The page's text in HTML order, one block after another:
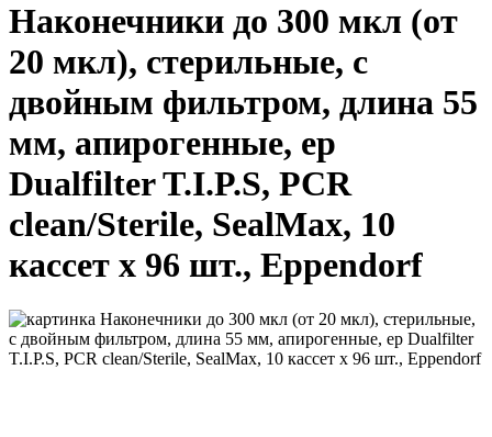
Наконечники до 300 мкл (от
20 мкл), стерильные, с
двойным фильтром, длина 55
мм, апирогенные, ep
Dualfilter T.I.P.S, PCR
clean/Sterile, SealMax, 10
кассет х 96 шт., Eppendorf